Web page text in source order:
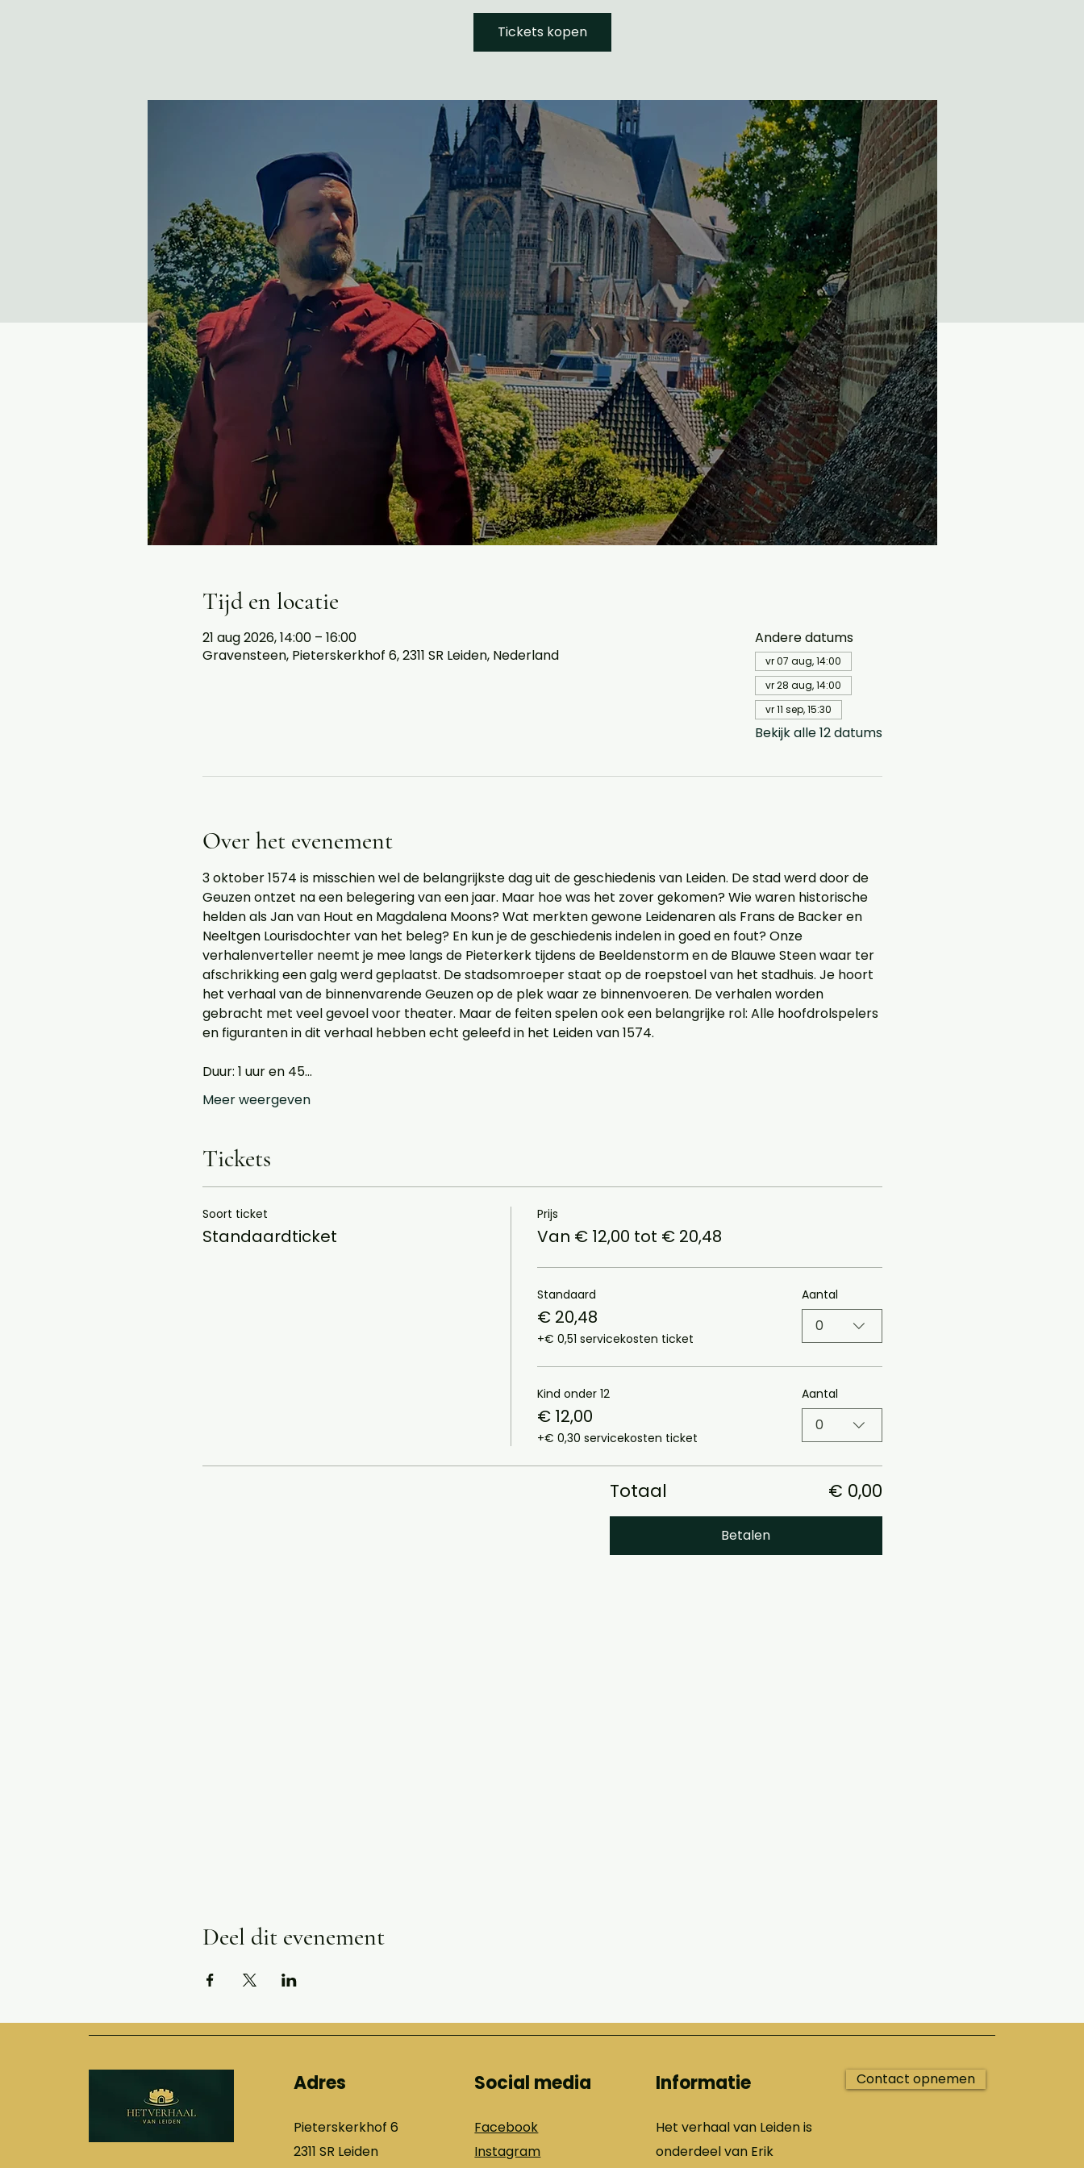
Tickets kopen
Tijd en locatie
21 aug 2026, 14:00 – 16:00
Gravensteen, Pieterskerkhof 6, 2311 SR Leiden, Nederland
Andere datums
vr 07 aug, 14:00
vr 28 aug, 14:00
vr 11 sep, 15:30
Bekijk alle 12 datums
Over het evenement
3 oktober 1574 is misschien wel de belangrijkste dag uit de geschiedenis van Leiden. De stad werd door de
Geuzen ontzet na een belegering van een jaar. Maar hoe was het zover gekomen? Wie waren historische
helden als Jan van Hout en Magdalena Moons? Wat merkten gewone Leidenaren als Frans de Backer en
Neeltgen Lourisdochter van het beleg? En kun je de geschiedenis indelen in goed en fout? Onze
verhalenverteller neemt je mee langs de Pieterkerk tijdens de Beeldenstorm en de Blauwe Steen waar ter
afschrikking een galg werd geplaatst. De stadsomroeper staat op de roepstoel van het stadhuis. Je hoort
het verhaal van de binnenvarende Geuzen op de plek waar ze binnenvoeren. De verhalen worden
gebracht met veel gevoel voor theater. Maar de feiten spelen ook een belangrijke rol: Alle hoofdrolspelers
en figuranten in dit verhaal hebben echt geleefd in het Leiden van 1574.
Duur: 1 uur en 45…
Meer weergeven
Tickets
Soort ticket
Standaardticket
Prijs
Van € 12,00 tot € 20,48
Standaard
€ 20,48
+€ 0,51 servicekosten ticket
Aantal
0
Kind onder 12
€ 12,00
+€ 0,30 servicekosten ticket
Aantal
0
Totaal € 0,00
Betalen
Deel dit evenement
Adres
Pieterskerkhof 6
2311 SR Leiden
Social media
Facebook
Instagram
Informatie
Het verhaal van Leiden is
onderdeel van Erik
Contact opnemen